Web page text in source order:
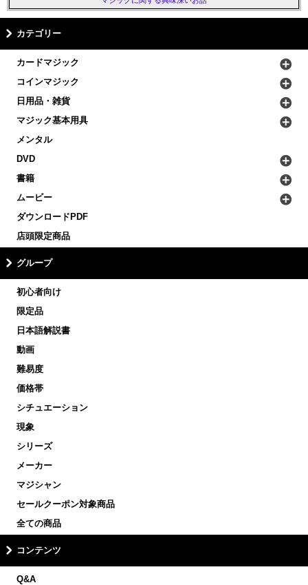
カテゴリー
カードマジック
コインマジック
日用品・雑貨
マジック基本用具
メンタル
DVD
書籍
ムービー
ダウンロードPDF
店頭限定商品
グループ
初心者向け
限定品
日本語解説書
動画
難易度
価格帯
シチュエーション
現象
シリーズ
メーカー
マジシャン
セールクーポン対象商品
全ての商品
コンテンツ
Q&A